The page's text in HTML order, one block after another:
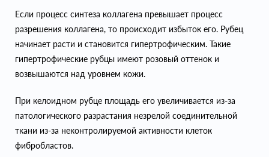
Если процесс синтеза коллагена превышает процесс
разрешения коллагена, то происходит избыток его. Рубец
начинает расти и становится гипертрофическим. Такие
гипертрофические рубцы имеют розовый оттенок и
возвышаются над уровнем кожи.
При келоидном рубце площадь его увеличивается из-за
патологического разрастания незрелой соединительной
ткани из-за неконтролируемой активности клеток
фибробластов.